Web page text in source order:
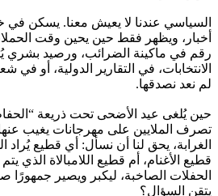
السياسي عندنا لا يعيش معنا. يسكن
أخبار، ويظهر فقط حين يحين وقت
رقم في ماكينة الضرائب، ورصيد بشري
الانتخابات، في التقارير الدولية، أو في
لم نعد نصدقها.
حين يُلغى عيد الأضحى تحت ذريعة
تصرف الملايين على مهرجانات يغيب
الغرابة، يحق لنا أن نسأل: أي قطيع
قطيع الأغنام، أم قطيع اللامبالاة الذي
الحفلات الصاخبة، ليكبر ويصير جمهورًا
يتقن السؤال؟